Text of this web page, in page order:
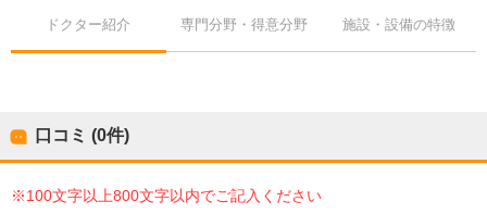
ドクター紹介 専門分野・得意分野 施設・設備の特徴
口コミ (0件)
※100文字以上800文字以内でご記入ください